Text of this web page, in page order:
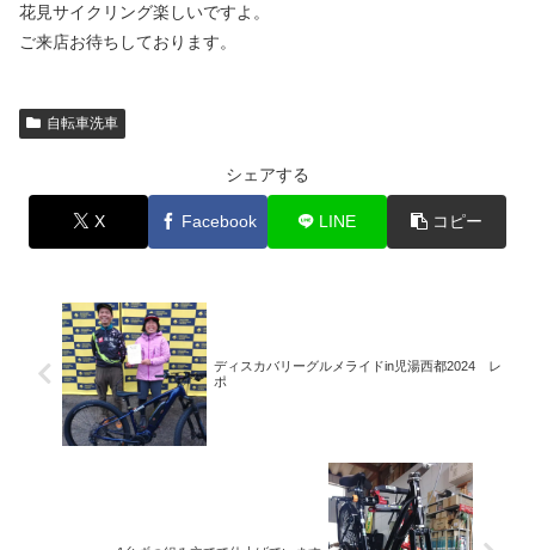
花見サイクリング楽しいですよ。
ご来店お待ちしております。
自転車洗車
シェアする
X Facebook LINE コピー
ディスカバリーグルメライドin児湯西都2024 レ
ポ